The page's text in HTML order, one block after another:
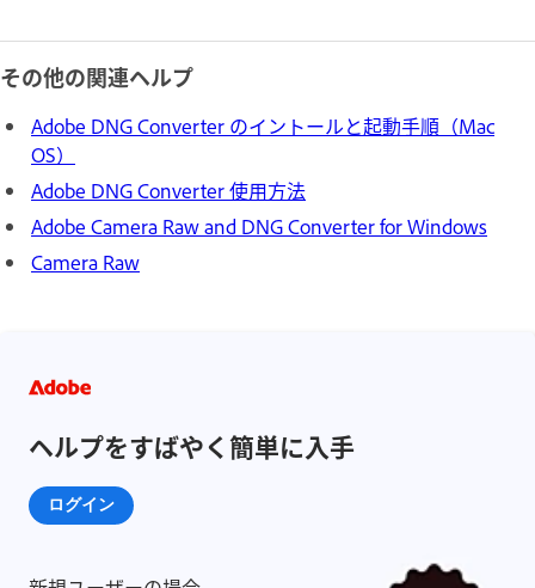
その他の関連ヘルプ
Adobe DNG Converter のイントールと起動手順（Mac
OS）
Adobe DNG Converter 使用方法
Adobe Camera Raw and DNG Converter for Windows
Camera Raw
ヘルプをすばやく簡単に入手
ログイン